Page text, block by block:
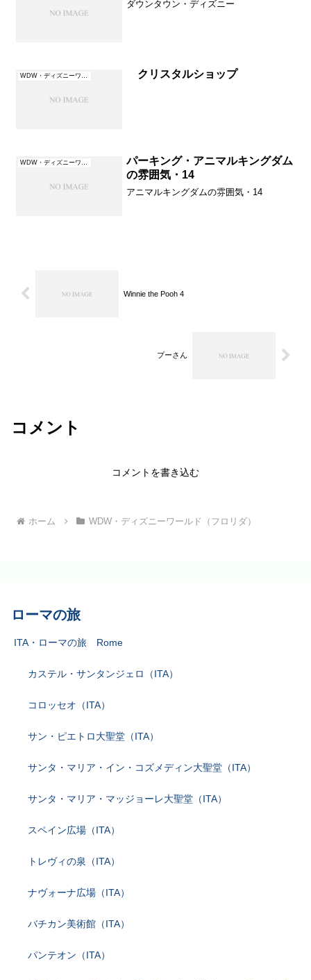
ダウンタウン・ディズニー
WDW・ディズニーワールド（フロリダ） クリスタルショップ
WDW・ディズニーワールド（フロリダ）
パーキング・アニマルキングダム
の雰囲気・14
アニマルキングダムの雰囲気・14
Winnie the Pooh 4
プーさん
コメント
コメントを書き込む
ホーム WDW・ディズニーワールド（フロリダ）
ローマの旅
ITA・ローマの旅 Rome
カステル・サンタンジェロ（ITA）
コロッセオ（ITA）
サン・ピエトロ大聖堂（ITA）
サンタ・マリア・イン・コズメディン大聖堂（ITA）
サンタ・マリア・マッジョーレ大聖堂（ITA）
スペイン広場（ITA）
トレヴィの泉（ITA）
ナヴォーナ広場（ITA）
バチカン美術館（ITA）
パンテオン（ITA）